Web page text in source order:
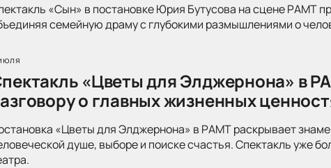
«Сын» в постановке Юрия Бутусова на сцене РАМТ
семейную драму с глубокими размышлениями о
«Цветы для Элджернона» в
о главных жизненных
«Цветы для Элджернона» в РАМТ раскрывает
душе, выборе и поиске счастья. Спектакль уже